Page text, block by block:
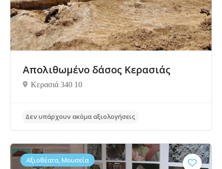
Δεν υπάρχουν ακόμα αξιολογήσεις
Απολιθωμένο δάσος Κερασιάς
Κερασιά 340 10
Αξιοθέατα, Μουσεία